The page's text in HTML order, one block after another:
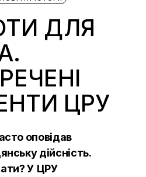
ДЛЯ
ЦРУ
оповідав
дійсність.
У ЦРУ